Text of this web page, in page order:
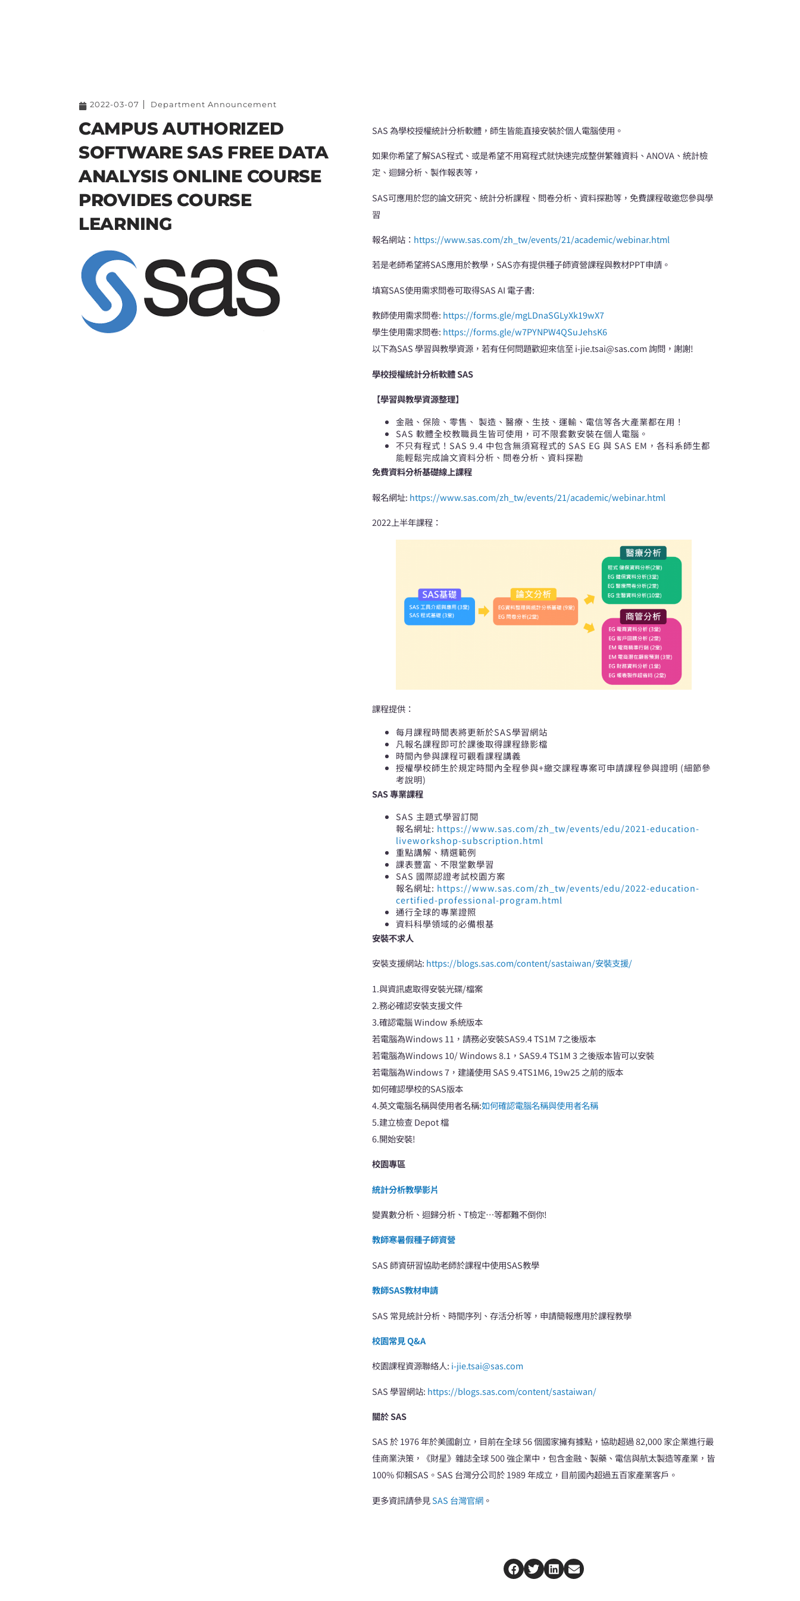
2022-03-07 Department Announcement
CAMPUS AUTHORIZED
SOFTWARE SAS FREE DATA
ANALYSIS ONLINE COURSE
PROVIDES COURSE
LEARNING
SAS 為學校授權統計分析軟體，師生皆能直接安裝於個人電腦使用。
如果你希望了解SAS程式、或是希望不用寫程式就快速完成整併繁雜資料、ANOVA、統計檢
定、迴歸分析、製作報表等，
SAS可應用於您的論文研究、統計分析課程、問卷分析、資料探勘等，免費課程敬邀您參與學
習
報名網站： https://www.sas.com/zh_tw/events/21/academic/webinar.html
若是老師希望將SAS應用於教學，SAS亦有提供種子師資營課程與教材PPT申請。
填寫SAS使用需求問卷可取得SAS AI 電子書:
教師使用需求問卷: https://forms.gle/mgLDnaSGLyXk19wX7
學生使用需求問卷: https://forms.gle/w7PYNPW4QSuJehsK6
以下為SAS 學習與教學資源，若有任何問題歡迎來信至 i-jie.tsai@sas.com 詢問，謝謝!
學校授權統計分析軟體 SAS
【學習與教學資源整理】
金融、保險、零售、 製造、醫療、生技、運輸、電信等各大產業都在用！
SAS 軟體全校教職員生皆可使用，可不限套數安裝在個人電腦。
不只有程式！SAS 9.4 中包含無須寫程式的 SAS EG 與 SAS EM，各科系師生都
能輕鬆完成論文資料分析、問卷分析、資料探勘
免費資料分析基礎線上課程
報名網址: https://www.sas.com/zh_tw/events/21/academic/webinar.html
2022上半年課程：
課程提供：
每月課程時間表將更新於SAS學習網站
凡報名課程即可於課後取得課程錄影檔
時間內參與課程可觀看課程講義
授權學校師生於規定時間內全程參與+繳交課程專案可申請課程參與證明 (細節參
考說明)
SAS 專業課程
SAS 主題式學習訂閱
報名網址: https://www.sas.com/zh_tw/events/edu/2021-education-
liveworkshop-subscription.html
重點講解、精選範例
課表豐富、不限堂數學習
SAS 國際認證考試校園方案
報名網址: https://www.sas.com/zh_tw/events/edu/2022-education-
certified-professional-program.html
通行全球的專業證照
資料科學領域的必備根基
安裝不求人
安裝支援網站: https://blogs.sas.com/content/sastaiwan/安裝支援/
1.與資訊處取得安裝光碟/檔案
2.務必確認安裝支援文件
3.確認電腦 Window 系統版本
若電腦為Windows 11，請務必安裝SAS9.4 TS1M 7之後版本
若電腦為Windows 10/ Windows 8.1，SAS9.4 TS1M 3 之後版本皆可以安裝
若電腦為Windows 7，建議使用 SAS 9.4TS1M6, 19w25 之前的版本
如何確認學校的SAS版本
4.英文電腦名稱與使用者名稱:如何確認電腦名稱與使用者名稱
5.建立檢查 Depot 檔
6.開始安裝!
校園專區
統計分析教學影片
變異數分析、迴歸分析、T檢定…等都難不倒你!
教師寒暑假種子師資營
SAS 師資研習協助老師於課程中使用SAS教學
教師SAS教材申請
SAS 常見統計分析、時間序列、存活分析等，申請簡報應用於課程教學
校園常見Q&A
校園課程資源聯絡人: i-jie.tsai@sas.com
SAS 學習網站: https://blogs.sas.com/content/sastaiwan/
關於 SAS
SAS 於 1976 年於美國創立，目前在全球 56 個國家擁有據點，協助超過 82,000 家企業進行最
佳商業決策，《財星》雜誌全球 500 強企業中，包含金融、製藥、電信與航太製造等產業，皆
100% 仰賴SAS。SAS 台灣分公司於 1989 年成立，目前國內超過五百家產業客戶。
更多資訊請參見SAS 台灣官網 。